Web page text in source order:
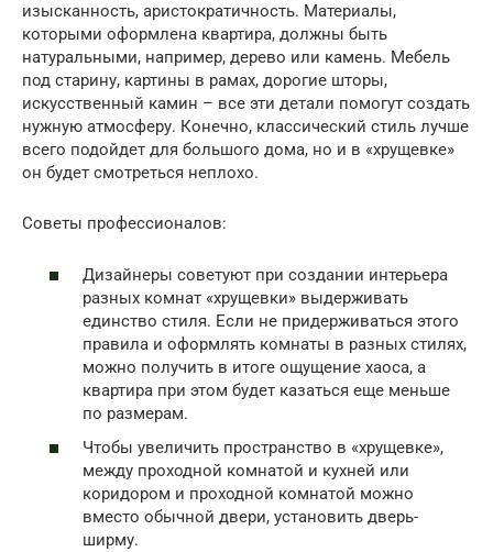
изысканность, аристократичность. Материалы,
которыми оформлена квартира, должны быть
натуральными, например, дерево или камень. Мебель
под старину, картины в рамах, дорогие шторы,
искусственный камин – все эти детали помогут создать
нужную атмосферу. Конечно, классический стиль лучше
всего подойдет для большого дома, но и в «хрущевке»
он будет смотреться неплохо.
Советы профессионалов:
Дизайнеры советуют при создании интерьера
разных комнат «хрущевки» выдерживать
единство стиля. Если не придерживаться этого
правила и оформлять комнаты в разных стилях,
можно получить в итоге ощущение хаоса, а
квартира при этом будет казаться еще меньше
по размерам.
Чтобы увеличить пространство в «хрущевке»,
между проходной комнатой и кухней или
коридором и проходной комнатой можно
вместо обычной двери, установить дверь-
ширму.